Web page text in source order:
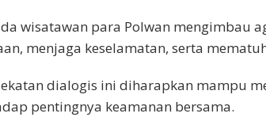
wisatawan para Polwan mengimbau
menjaga keselamatan, serta
dialogis ini diharapkan mampu
pentingnya keamanan bersama.